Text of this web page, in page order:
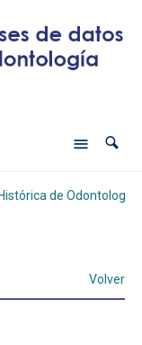
de Odontología
Volver